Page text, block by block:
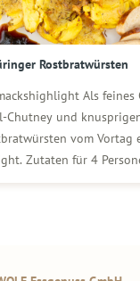
Rostbratwürsten
Als
Chutney und
vom Vortag
Zutaten für 4